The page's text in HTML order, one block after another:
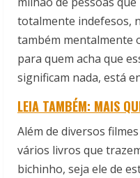
totalmente indefesos,
também mentalmente
para quem acha que
significam nada, está
LEIA TAMBÉM: MAIS
Além de diversos
vários livros que
bichinho, seja ele de